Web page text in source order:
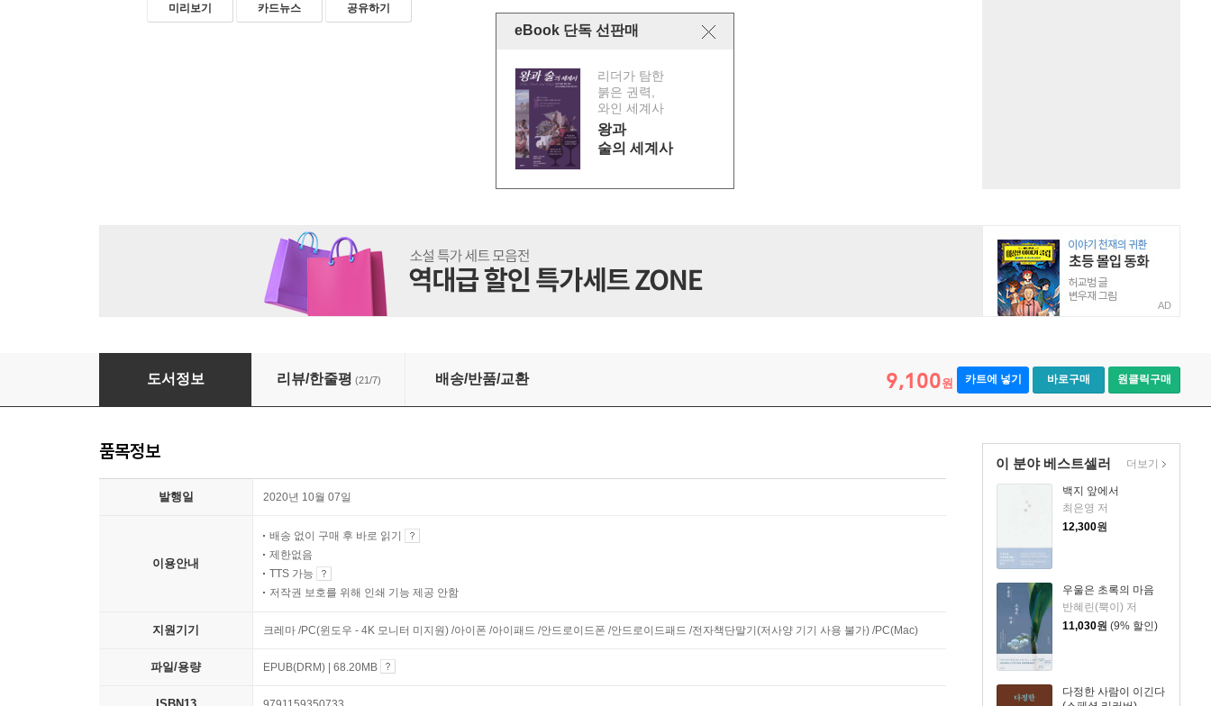
미리보기 카드뉴스 공유하기
eBook 단독 선판매
리더가 탐한
붉은 권력,
와인 세계사
왕과
술의 세계사
AD
삶의 어느 순간은 영화 같아서
도서정보 리뷰/한줄평 (21/7) 배송/반품/교환 9,100원 카트에 넣기 바로구매 원클릭구매
이 분야 베스트셀러
백지 앞에서
최은영 저
12,300원
우울은 초록의 마음
반혜린(뿍이) 저
11,030원 (9% 할인)
다정한 사람이 이긴다
더보기
품목정보
발행일 2020년 10월 07일
이용안내
배송 없이 구매 후 바로 읽기
제한없음
TTS 가능
저작권 보호를 위해 인쇄 기능 제공 안함
지원기기 크레마 /PC(윈도우 - 4K 모니터 미지원) /아이폰 /아이패드 /안드로이드폰 /안드로이드패드 /전자책단말기(저사양 기기 사용 불가) /PC(Mac)
파일/용량 EPUB(DRM) | 68.20MB